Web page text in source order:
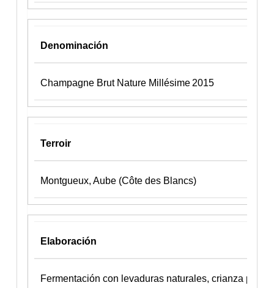
Denominación
Champagne Brut Nature Millésime 2015
Terroir
Montgueux, Aube (Côte des Blancs)
Elaboración
Fermentación con levaduras naturales, crianza